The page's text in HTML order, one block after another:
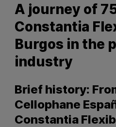
A journey of
Constantia
Burgos in the
industry
Brief history:
Cellophane
Constantia